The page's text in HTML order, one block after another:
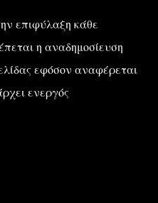
επιφύλαξη κάθε
η αναδημοσίευση
εφόσον αναφέρεται
ενεργός